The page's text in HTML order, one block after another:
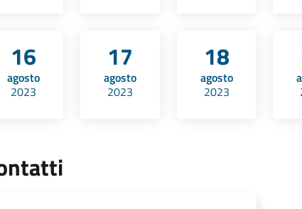
16
agosto
2023
17
agosto
2023
18
agosto
2023